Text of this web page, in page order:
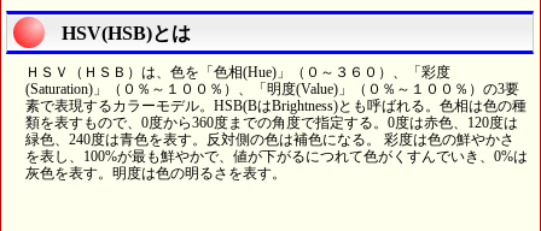
HSV(HSB)とは
ＨＳＶ（ＨＳＢ）は、色を「色相(Hue)」（０～３６０）、「彩度
(Saturation)」（０％～１００％）、「明度(Value)」（０％～１００％）の3要
素で表現するカラーモデル。HSB(BはBrightness)とも呼ばれる。色相は色の種
類を表すもので、0度から360度までの角度で指定する。0度は赤色、120度は
緑色、240度は青色を表す。反対側の色は補色になる。 彩度は色の鮮やかさ
を表し、100%が最も鮮やかで、値が下がるにつれて色がくすんでいき、0%は
灰色を表す。明度は色の明るさを表す。